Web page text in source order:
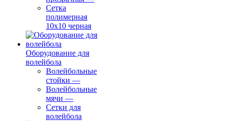
Сетка
полимерная
10х10 черная
Оборудование для
волейбола
Волейбольные
стойки —
Волейбольные
мячи —
Сетки для
волейбола